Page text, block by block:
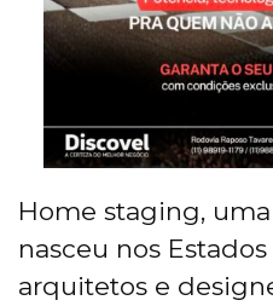
Home staging,
nasceu nos
arquitetos e